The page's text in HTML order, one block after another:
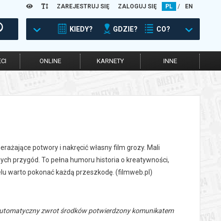
ZAREJESTRUJ SIĘ ZALOGUJ SIĘ PL / EN
KIEDY? GDZIE? CO?
ONLINE KARNETY INNE
potwory i nakręcić własny film grozy. Mali
przygód. To pełna humoru historia o kreatywności,
warto pokonać każdą przeszkodę. (filmweb.pl)
zwrot środków potwierdzony komunikatem